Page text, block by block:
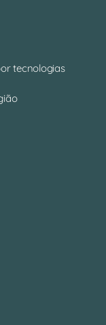
tecnologias